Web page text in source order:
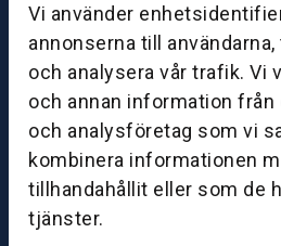
Vi använder
annonserna till
och analysera vår trafik. Vi
och annan information
och analysföretag som vi
kombinera informationen
tillhandahållit eller som de
tjänster.
B
S
k
ö
v
d